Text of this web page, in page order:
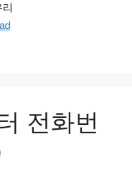
전화번